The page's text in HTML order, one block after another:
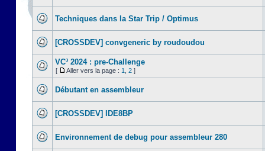
Techniques dans la Star Trip / Optimus
[CROSSDEV] convgeneric by roudoudou
VC³ 2024 : pre-Challenge
[ Aller vers la page : 1 2 ]
Débutant en assembleur
[CROSSDEV] IDE8BP
Environnement de debug pour assembleur 280